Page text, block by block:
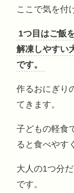
ここで気を付
1つ目はご飯
解凍しやすい
です。
作るおにぎり
てきます。
子どもの軽食
ると食べやす
大人の1つ分
です。